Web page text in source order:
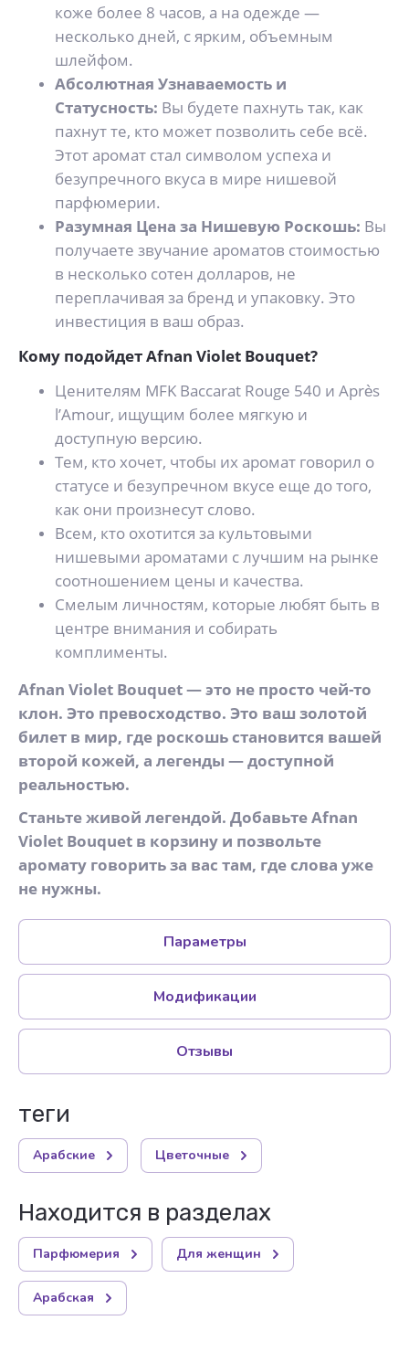
коже более 8 часов, а на одежде —
несколько дней, с ярким, объемным
шлейфом.
Абсолютная Узнаваемость и
Статусность: Вы будете пахнуть так, как
пахнут те, кто может позволить себе всё.
Этот аромат стал символом успеха и
безупречного вкуса в мире нишевой
парфюмерии.
Разумная Цена за Нишевую Роскошь: Вы
получаете звучание ароматов стоимостью
в несколько сотен долларов, не
переплачивая за бренд и упаковку. Это
инвестиция в ваш образ.
Кому подойдет Afnan Violet Bouquet?
Ценителям MFK Baccarat Rouge 540 и Après
l’Amour, ищущим более мягкую и
доступную версию.
Тем, кто хочет, чтобы их аромат говорил о
статусе и безупречном вкусе еще до того,
как они произнесут слово.
Всем, кто охотится за культовыми
нишевыми ароматами с лучшим на рынке
соотношением цены и качества.
Смелым личностям, которые любят быть в
центре внимания и собирать
комплименты.
Afnan Violet Bouquet — это не просто чей-то
клон. Это превосходство. Это ваш золотой
билет в мир, где роскошь становится вашей
второй кожей, а легенды — доступной
реальностью.
Станьте живой легендой. Добавьте Afnan
Violet Bouquet в корзину и позвольте
аромату говорить за вас там, где слова уже
не нужны.
Параметры
Модификации
Отзывы
теги
Арабские Цветочные
Находится в разделах
Парфюмерия Для женщин
Арабская